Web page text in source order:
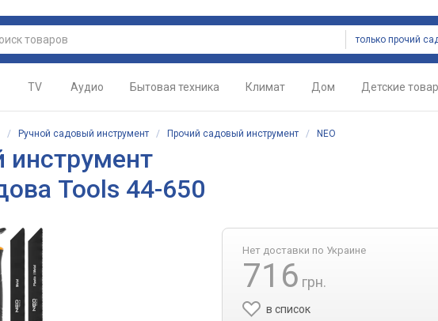
TV Аудио Бытовая техника Климат Дом Детские
/ Ручной садовый инструмент / Прочий садовый инструмент / NEO
Tools 44-650
Нет доставки по Украине
716 грн.
в список